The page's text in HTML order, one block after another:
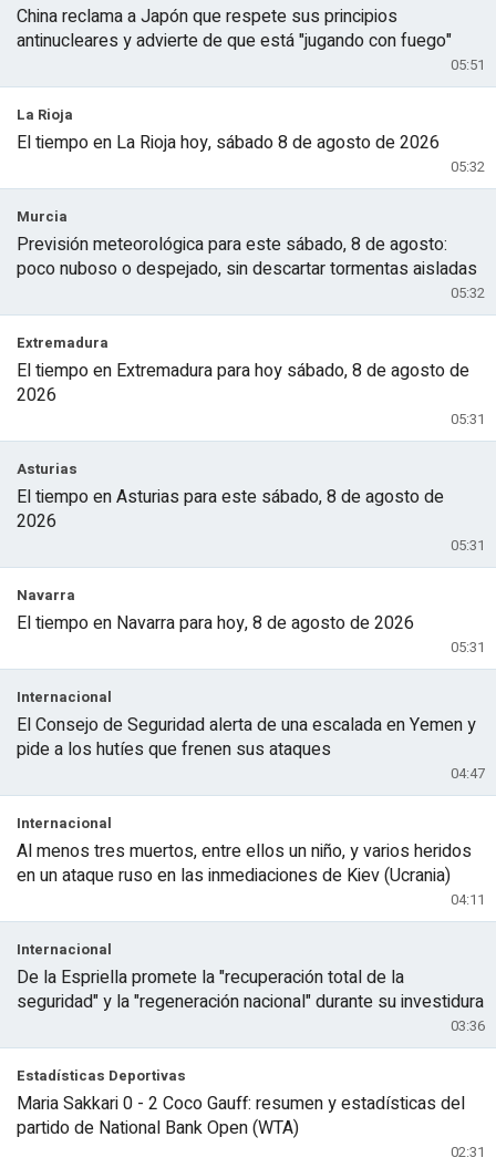
05:51
China reclama a Japón que respete sus principios
antinucleares y advierte de que está "jugando con fuego"
05:32
La Rioja
El tiempo en La Rioja hoy, sábado 8 de agosto de 2026
05:32
Murcia
Previsión meteorológica para este sábado, 8 de agosto:
poco nuboso o despejado, sin descartar tormentas aisladas
05:31
Extremadura
El tiempo en Extremadura para hoy sábado, 8 de agosto de
2026
05:31
Asturias
El tiempo en Asturias para este sábado, 8 de agosto de
2026
05:31
Navarra
El tiempo en Navarra para hoy, 8 de agosto de 2026
04:47
Internacional
El Consejo de Seguridad alerta de una escalada en Yemen y
pide a los hutíes que frenen sus ataques
04:11
Internacional
Al menos tres muertos, entre ellos un niño, y varios heridos
en un ataque ruso en las inmediaciones de Kiev (Ucrania)
03:36
Internacional
De la Espriella promete la "recuperación total de la
seguridad" y la "regeneración nacional" durante su investidura
02:31
Estadísticas Deportivas
Maria Sakkari 0 - 2 Coco Gauff: resumen y estadísticas del
partido de National Bank Open (WTA)